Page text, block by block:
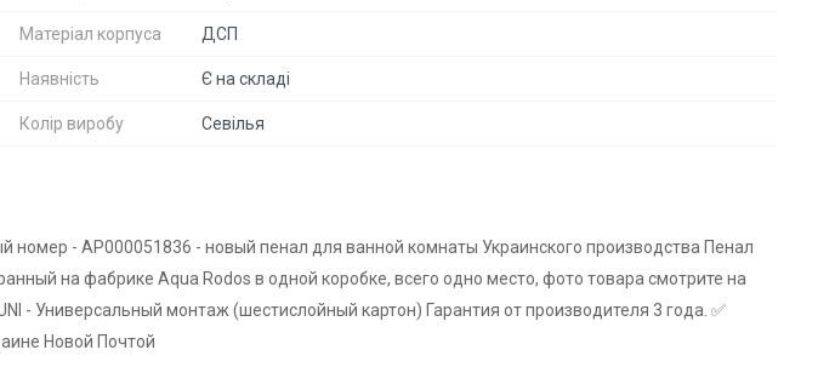
Матеріал корпуса ДСП
Наявність Є на складі
Колір виробу Севілья
- АР000051836 - новый пенал для ванной комнаты Украинского производства Пенал
на фабрике Aqua Rodos в одной коробке, всего одно место, фото товара смотрите на
- Универсальный монтаж (шестислойный картон) Гарантия от производителя 3 года. ✅
Новой Почтой